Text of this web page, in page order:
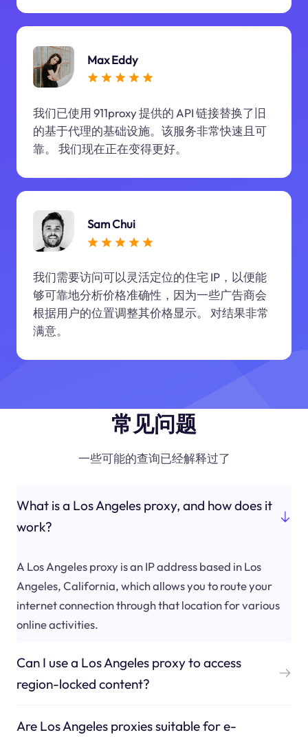
Max Eddy
我们已使用 911proxy 提供的 API 链接替换了旧
的基于代理的基础设施。该服务非常快速且可
靠。 我们现在正在变得更好。
Sam Chui
我们需要访问可以灵活定位的住宅 IP，以便能
够可靠地分析价格准确性，因为一些广告商会
根据用户的位置调整其价格显示。 对结果非常
满意。
常见问题
一些可能的查询已经解释过了
What is a Los Angeles proxy, and how does it
work?
A Los Angeles proxy is an IP address based in Los
Angeles, California, which allows you to route your
internet connection through that location for various
online activities.
Can I use a Los Angeles proxy to access
region-locked content?
Are Los Angeles proxies suitable for e-